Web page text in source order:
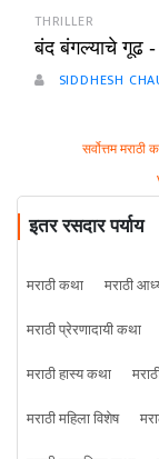
THRILLER
बंद बंगल्याचे गूढ -
SIDDHESH
सर्वोत्तम मराठी
इतर रसदार पर्याय
मराठी कथा मराठी
मराठी प्रेरणादायी कथा
मराठी हास्य कथा
मराठी महिला विशेष